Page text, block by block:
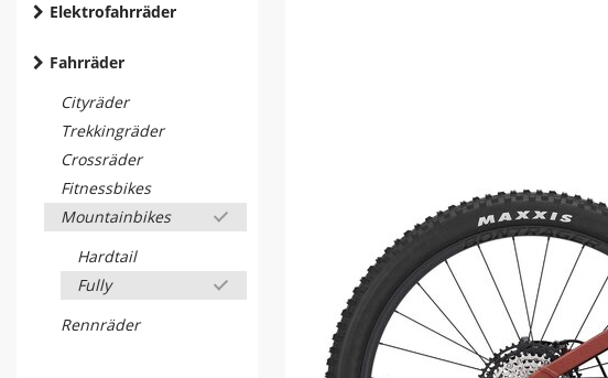
Elektrofahrräder
Fahrräder
Cityräder
Trekkingräder
Crossräder
Fitnessbikes
Mountainbikes
Hardtail
Fully
Rennräder